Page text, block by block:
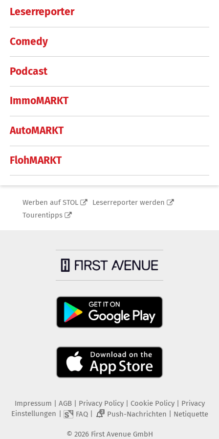
Leserreporter
Comedy
Podcast
ImmoMARKT
AutoMARKT
FlohMARKT
Werben auf STOL
Leserreporter werden
Tourentipps
Impressum AGB Privacy Policy| Cookie Policy| Privacy
Einstellungen
FAQ| 2 Push-Nachrichten Netiquette
© 2026 First Avenue GmbH